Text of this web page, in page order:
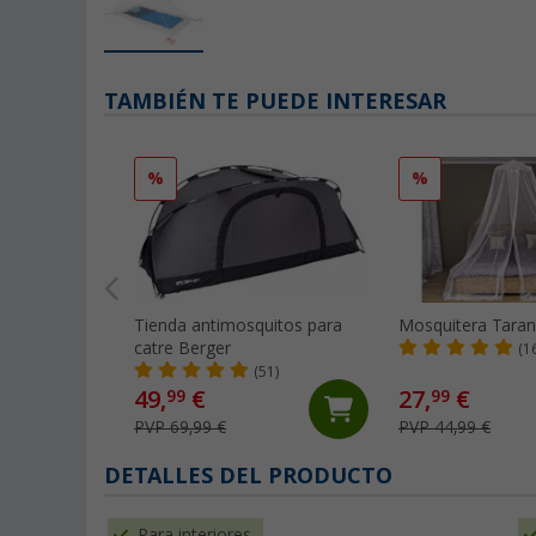
TAMBIÉN TE PUEDE INTERESAR
%
Tienda antimosquitos para
catre Berger
(51)
49,99 €
PVP 69,99 €
%
Mosquitera
27,99 €
PVP 44,99 €
DETALLES DEL PRODUCTO